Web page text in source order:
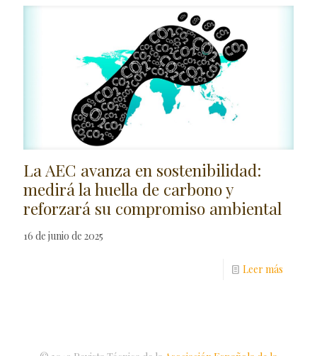
La AEC avanza en sostenibilidad:
medirá la huella de carbono y
reforzará su compromiso ambiental
16 de junio de 2025
Leer más